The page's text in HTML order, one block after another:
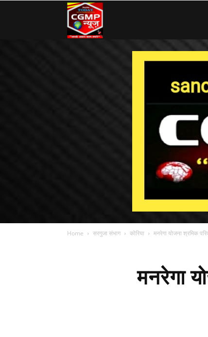
Home सरगुजा संभाग कोरिया मनरेगा योजना श्रमिक
मनरेगा